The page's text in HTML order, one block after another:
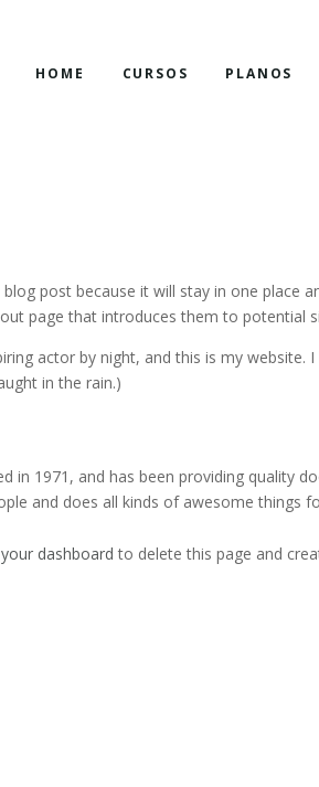
HOME CURSOS PLANOS
post because it will stay in one place
page that introduces them to potential
actor by night, and this is my website.
in the rain.)
in 1971, and has been providing quality
and does all kinds of awesome things
your dashboard to delete this page and